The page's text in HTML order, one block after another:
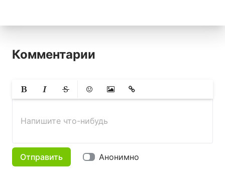
Комментарии
ЖирныйКурсивЗачеркнутый
СмайликиВставить изображение
Вставить ссылку
Напишите что-нибудь
Отправить Анонимно